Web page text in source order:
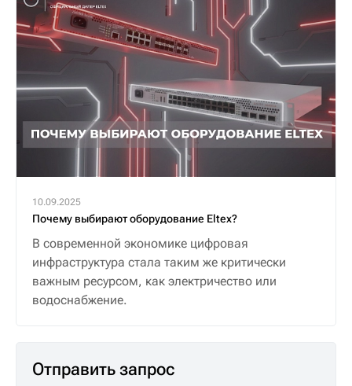
10.09.2025
Почему выбирают оборудование Eltex?
В современной экономике цифровая
инфраструктура стала таким же критически
важным ресурсом, как электричество или
водоснабжение.
Отправить запрос